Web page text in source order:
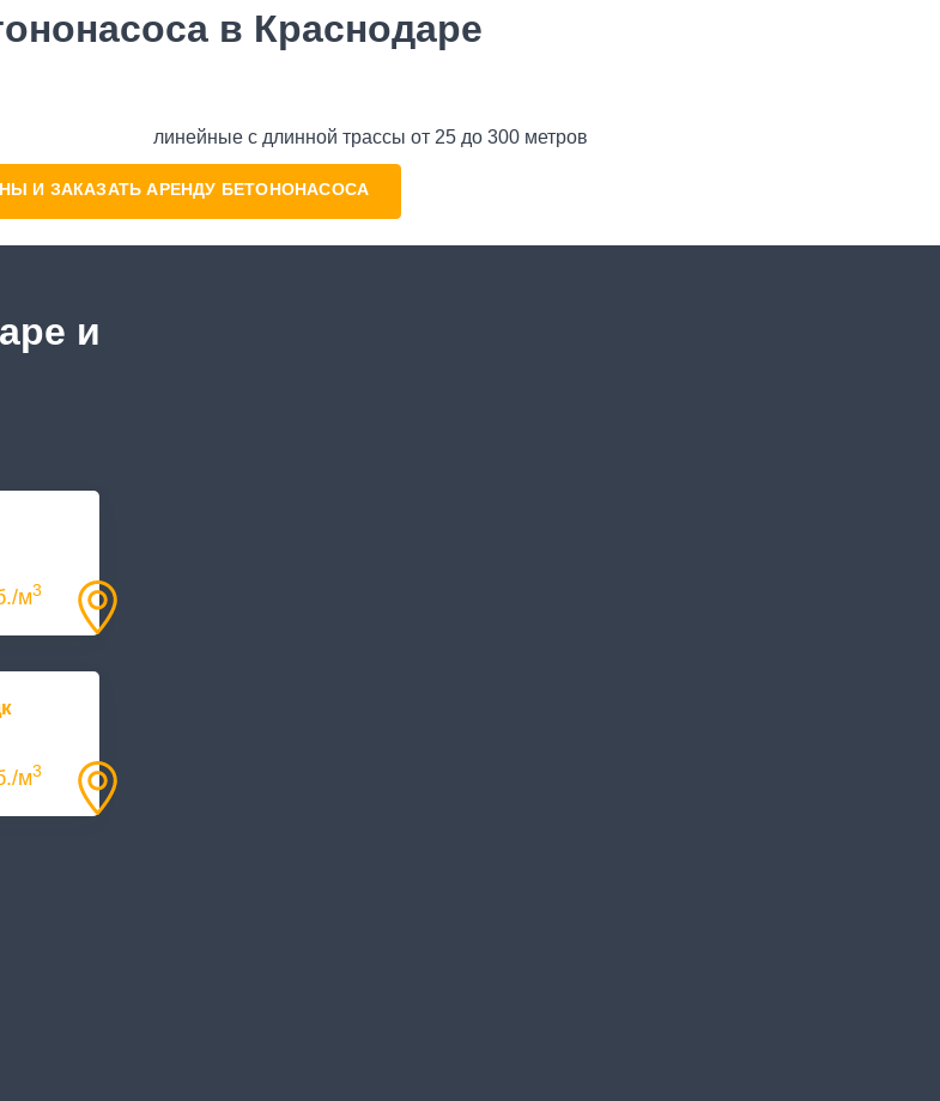
в Краснодаре
линейные с длинной трассы от 25 до 300 метров
И ЗАКАЗАТЬ АРЕНДУ БЕТОНОНАСОСА
и
м3
м3